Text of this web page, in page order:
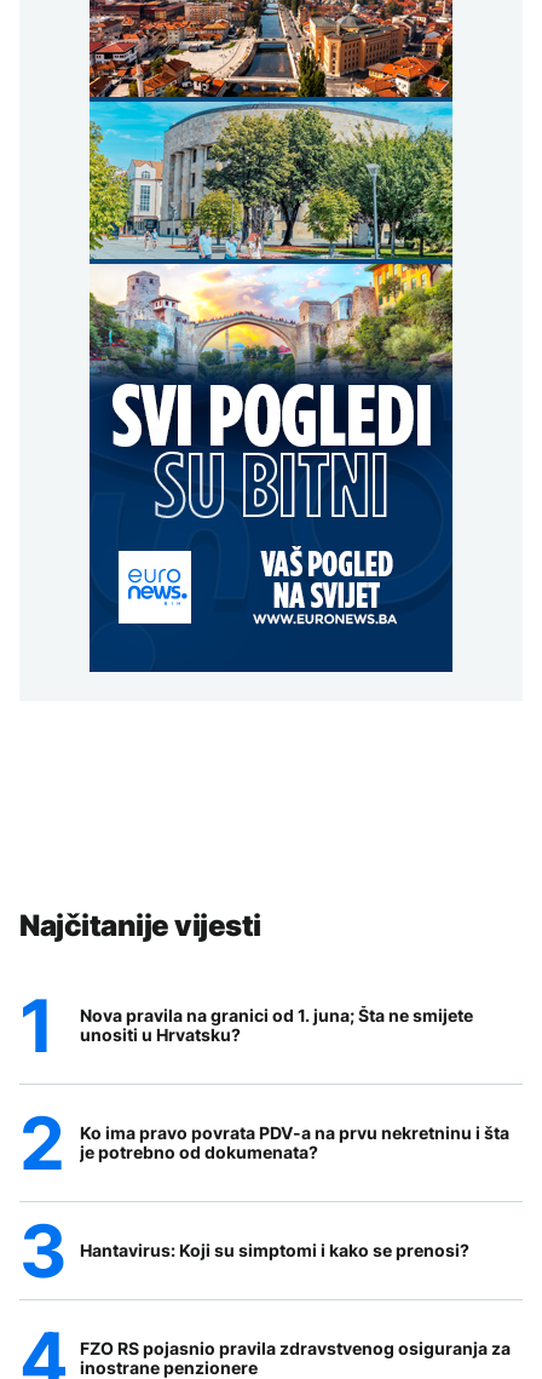
Najčitanije vijesti
Nova pravila na granici od 1. juna; Šta ne smijete
unositi u Hrvatsku?
Ko ima pravo povrata PDV-a na prvu nekretninu i šta
je potrebno od dokumenata?
Hantavirus: Koji su simptomi i kako se prenosi?
FZO RS pojasnio pravila zdravstvenog osiguranja za
inostrane penzionere